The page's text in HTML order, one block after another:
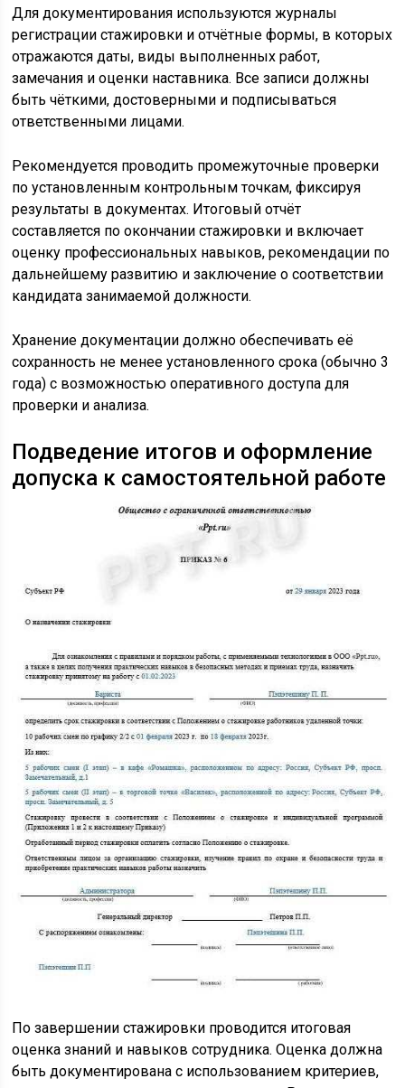
Для документирования используются журналы
регистрации стажировки и отчётные формы, в которых
отражаются даты, виды выполненных работ,
замечания и оценки наставника. Все записи должны
быть чёткими, достоверными и подписываться
ответственными лицами.
Рекомендуется проводить промежуточные проверки
по установленным контрольным точкам, фиксируя
результаты в документах. Итоговый отчёт
составляется по окончании стажировки и включает
оценку профессиональных навыков, рекомендации по
дальнейшему развитию и заключение о соответствии
кандидата занимаемой должности.
Хранение документации должно обеспечивать её
сохранность не менее установленного срока (обычно 3
года) с возможностью оперативного доступа для
проверки и анализа.
Подведение итогов и оформление
допуска к самостоятельной работе
По завершении стажировки проводится итоговая
оценка знаний и навыков сотрудника. Оценка должна
быть документирована с использованием критериев,